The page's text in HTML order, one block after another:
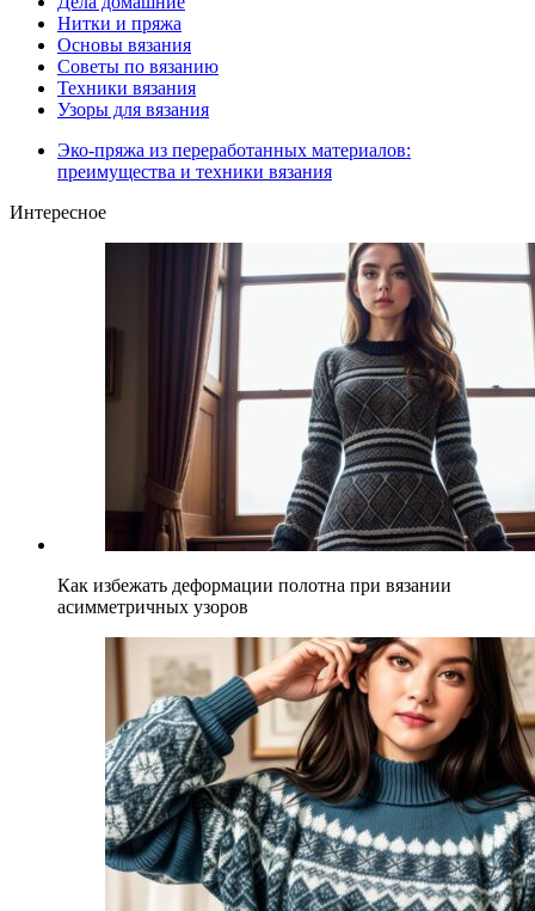
Нитки и пряжа
Основы вязания
Советы по вязанию
Техники вязания
Узоры для вязания
Эко-пряжа из переработанных материалов:
преимущества и техники вязания
Интересное
Как избежать деформации полотна при вязании
асимметричных узоров